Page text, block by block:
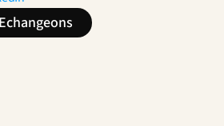
Echangeons